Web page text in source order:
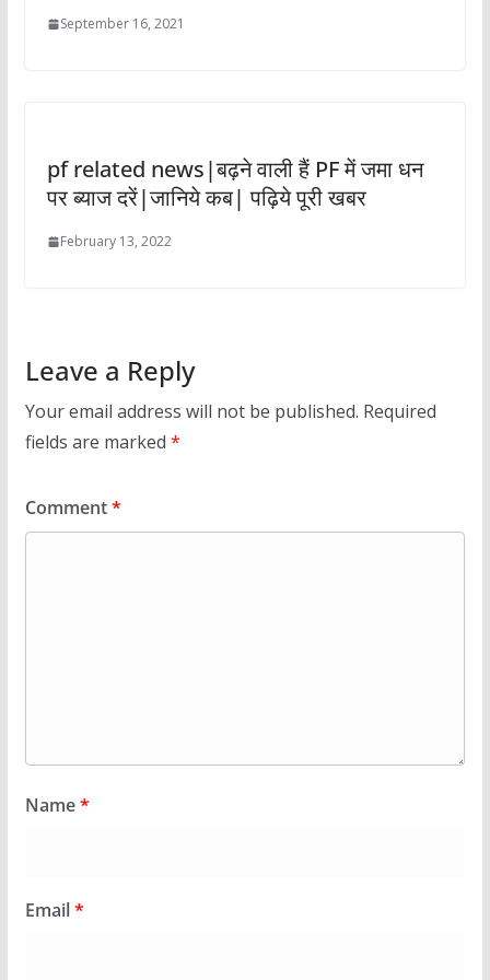
September 16, 2021
pf related news|बढ़ने वाली हैं PF में जमा धन
पर ब्याज दरें|जानिये कब| पढ़िये पूरी खबर
February 13, 2022
Leave a Reply
Your email address will not be published. Required
fields are marked *
Comment*
Name*
Email*